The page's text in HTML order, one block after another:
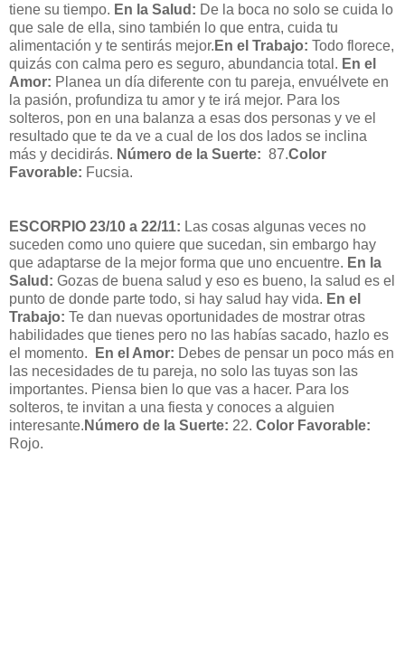
tiene su tiempo. En la Salud: De la boca no solo se cuida lo
que sale de ella, sino también lo que entra, cuida tu
alimentación y te sentirás mejor. En el Trabajo: Todo florece,
quizás con calma pero es seguro, abundancia total. En el
Amor: Planea un día diferente con tu pareja, envuélvete en
la pasión, profundiza tu amor y te irá mejor. Para los
solteros, pon en una balanza a esas dos personas y ve el
resultado que te da ve a cual de los dos lados se inclina
más y decidirás. Número de la Suerte: 87.Color
Favorable: Fucsia.
ESCORPIO 23/10 a 22/11: Las cosas algunas veces no
suceden como uno quiere que sucedan, sin embargo hay
que adaptarse de la mejor forma que uno encuentre. En la
Salud: Gozas de buena salud y eso es bueno, la salud es el
punto de donde parte todo, si hay salud hay vida. En el
Trabajo: Te dan nuevas oportunidades de mostrar otras
habilidades que tienes pero no las habías sacado, hazlo es
el momento.
En el Amor: Debes de pensar un poco más en
las necesidades de tu pareja, no solo las tuyas son las
importantes. Piensa bien lo que vas a hacer. Para los
solteros, te invitan a una fiesta y conoces a alguien
interesante. Número de la Suerte: 22. Color Favorable:
Rojo.